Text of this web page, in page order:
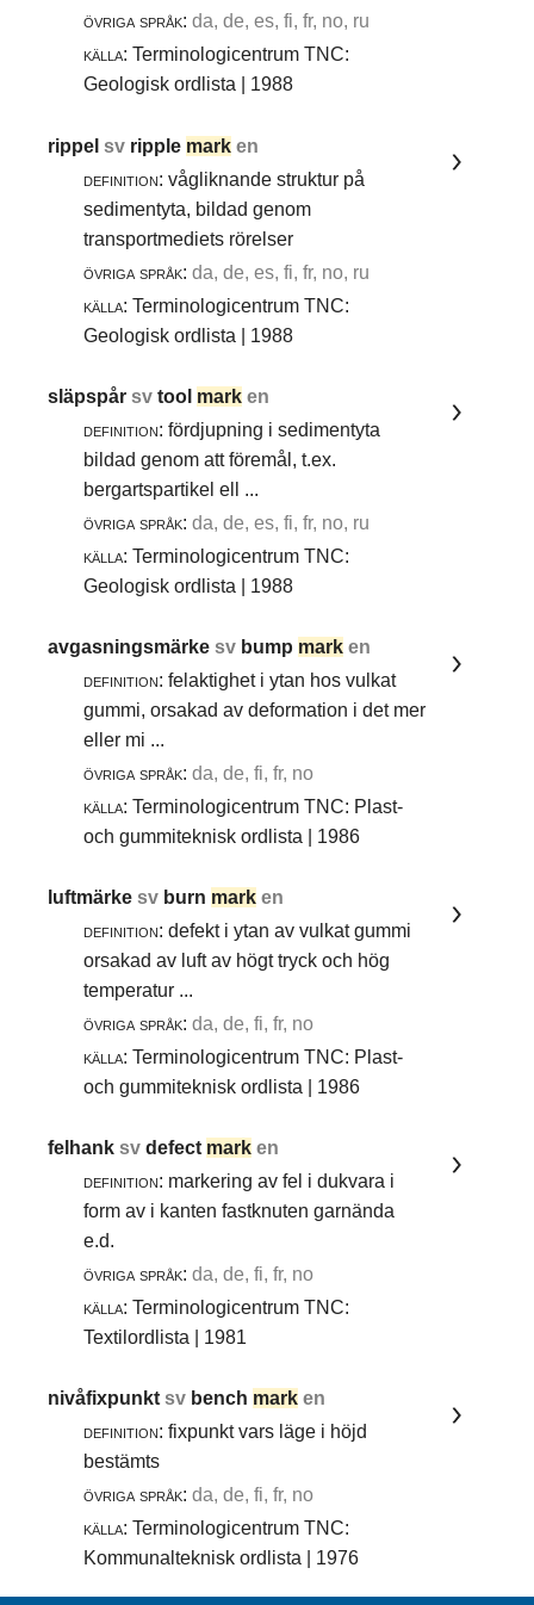
övriga språk: da, de, es, fi, fr, no, ru
källa: Terminologicentrum TNC:
Geologisk ordlista | 1988
rippelsv ripple mark en
definition: vågliknande struktur på
sedimentyta, bildad genom
transportmediets rörelser
övriga språk: da, de, es, fi, fr, no, ru
källa: Terminologicentrum TNC:
Geologisk ordlista | 1988
släpspårsvtool mark en
definition: fördjupning i sedimentyta
bildad genom att föremål, t.ex.
bergartspartikel ell ...
övriga språk: da, de, es, fi, fr, no, ru
källa: Terminologicentrum TNC:
Geologisk ordlista | 1988
avgasningsmärkesv bump mark en
definition: felaktighet i ytan hos vulkat
gummi, orsakad av deformation i det mer
eller mi ...
övriga språk: da, de, fi, fr, no
källa: Terminologicentrum TNC: Plast-
och gummiteknisk ordlista | 1986
luftmärkesv burn mark en
definition: defekt i ytan av vulkat gummi
orsakad av luft av högt tryck och hög
temperatur ...
övriga språk: da, de, fi, fr, no
källa: Terminologicentrum TNC: Plast-
och gummiteknisk ordlista | 1986
felhanksvdefect mark en
definition: markering av fel i dukvara i
form av i kanten fastknuten garnända
e.d.
övriga språk: da, de, fi, fr, no
källa: Terminologicentrum TNC:
Textilordlista | 1981
nivåfixpunktsv bench mark en
definition: fixpunkt vars läge i höjd
bestämts
övriga språk: da, de, fi, fr, no
källa: Terminologicentrum TNC:
Kommunalteknisk ordlista | 1976